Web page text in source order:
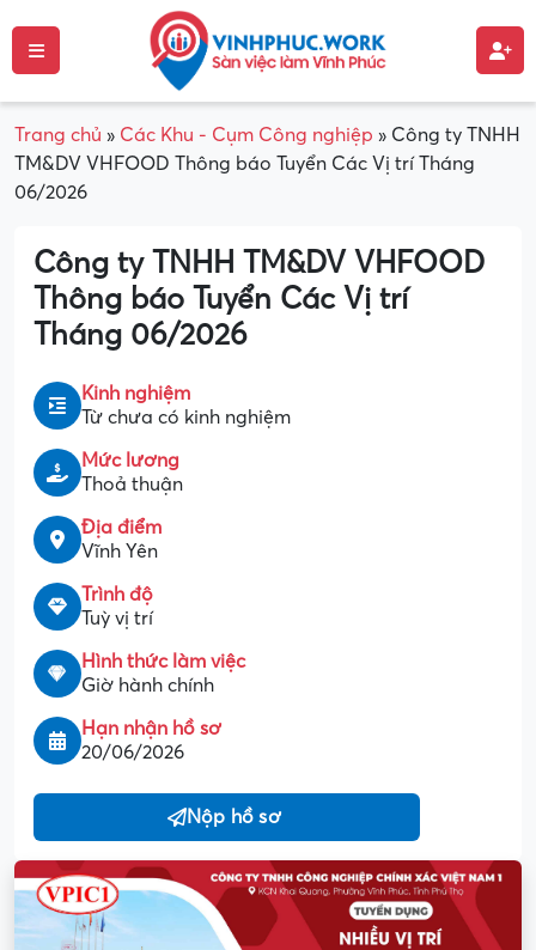
Trang chủ » Các Khu - Cụm Công nghiệp » Công ty TNHH
TM&DV VHFOOD Thông báo Tuyển Các Vị trí Tháng
06/2026
Công ty TNHH TM&DV VHFOOD
Thông báo Tuyển Các Vị trí
Tháng 06/2026
Kinh nghiệm
Từ chưa có kinh nghiệm
Mức lương
Thoả thuận
Địa điểm
Vĩnh Yên
Trình độ
Tuỳ vị trí
Hình thức làm việc
Giờ hành chính
Hạn nhận hồ sơ
20/06/2026
Nộp hồ sơ